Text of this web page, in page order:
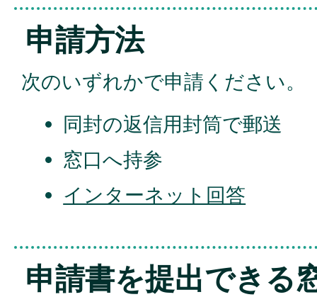
申請方法
次のいずれかで申請ください。
同封の返信用封筒で郵送
窓口へ持参
インターネット回答
申請書を提出できる